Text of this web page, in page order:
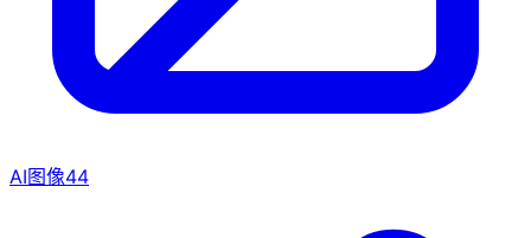
AI图像44